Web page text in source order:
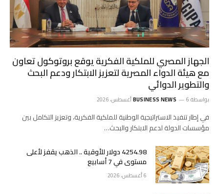
الجهاز المصري للملكية الفكرية يوقع بروتوكول تعاون
مع هيئة الدواء المصرية لتعزيز الابتكار ودعم البحث
والتطوير الدوائي
بواسطة BUSINESS NEWS 6 أغسطس، 2026
في إطار تنفيذ الاستراتيجية الوطنية للملكية الفكرية، وتعزيز التكامل بين
مؤسسات الدولة لدعم الابتكار والبحث…
4254.98 دولار للأوقية .. الذهب يقفز لأعلى
مستوى في 7 أسابيع
6 أغسطس، 2026